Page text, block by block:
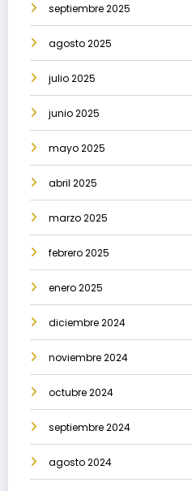
septiembre 2025
agosto 2025
julio 2025
junio 2025
mayo 2025
abril 2025
marzo 2025
febrero 2025
enero 2025
diciembre 2024
noviembre 2024
octubre 2024
septiembre 2024
agosto 2024